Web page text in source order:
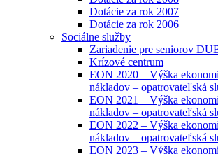
Dotácie za rok 2007
Dotácie za rok 2006
Sociálne služby
Zariadenie pre seniorov
Krízové centrum
EON 2020 – Výška
nákladov – opatrovateľská
EON 2021 – Výška
nákladov – opatrovateľská
EON 2022 – Výška
nákladov – opatrovateľská
EON 2023 – Výška